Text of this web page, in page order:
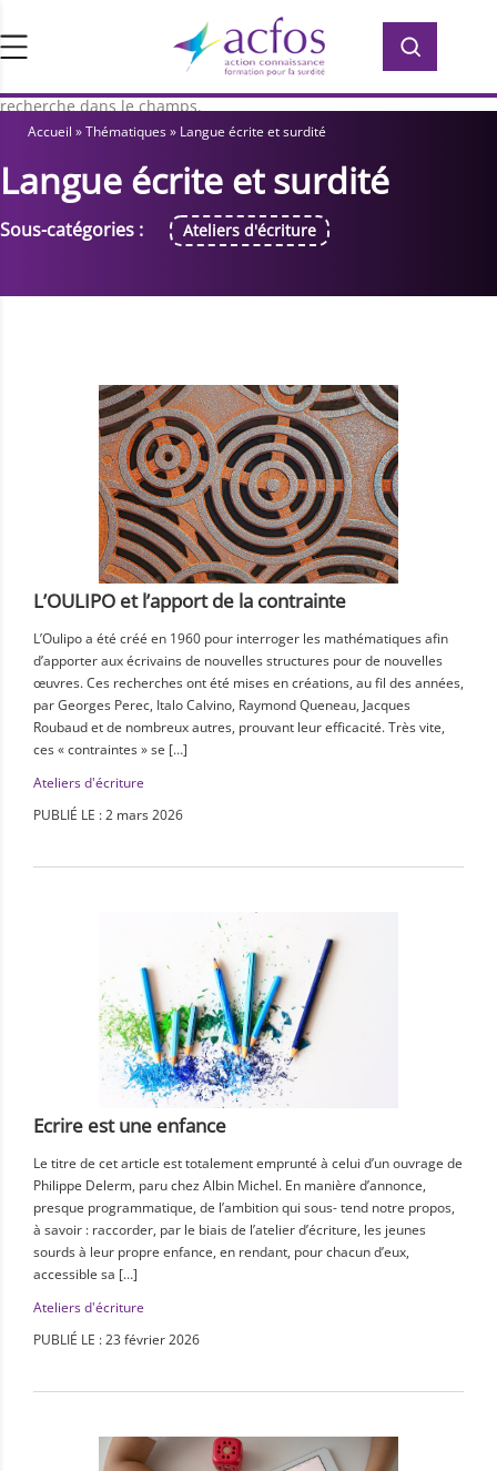
Rechercher :
d’ACFOS, qui contient plus de 400 PDF en
accès libre pour vous former ou vous
informer sur la surdité. Saisissez votre
recherche dans le champs.
Rechercher :
Accueil »Thématiques» Langue écrite et surdité
Langue écrite et surdité
Sous-catégories : Ateliers d'écriture
L’OULIPO et l’apport de la contrainte
L’Oulipo a été créé en 1960 pour interroger les mathématiques afin
d’apporter aux écrivains de nouvelles structures pour de nouvelles
œuvres. Ces recherches ont été mises en créations, au fil des années,
par Georges Perec, Italo Calvino, Raymond Queneau, Jacques
Roubaud et de nombreux autres, prouvant leur efficacité. Très vite,
ces « contraintes » se […]
Ateliers d'écriture
PUBLIÉ LE : 2 mars 2026
Ecrire est une enfance
Le titre de cet article est totalement emprunté à celui d’un ouvrage de
Philippe Delerm, paru chez Albin Michel. En manière d’annonce,
presque programmatique, de l’ambition qui sous- tend notre propos,
à savoir : raccorder, par le biais de l’atelier d’écriture, les jeunes
sourds à leur propre enfance, en rendant, pour chacun d’eux,
accessible sa […]
Ateliers d'écriture
PUBLIÉ LE : 23 février 2026